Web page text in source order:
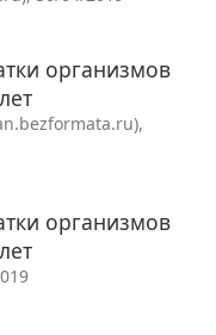
организмов
организмов